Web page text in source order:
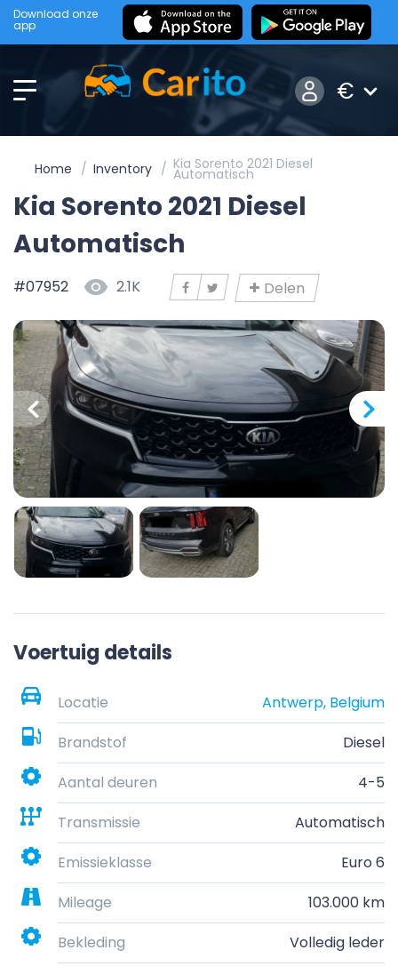
Download onze
app
€
Home Inventory Kia Sorento 2021 Diesel
Automatisch
Kia Sorento 2021 Diesel
Automatisch
#07952 2.1K Delen
Voertuig details
Locatie
Antwerp, Belgium
Brandstof
Diesel
Aantal deuren
4-5
Transmissie
Automatisch
Emissieklasse
Euro 6
Mileage
103.000 km
Bekleding
Volledig leder